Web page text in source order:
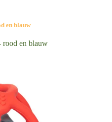
en blauw
rood en blauw